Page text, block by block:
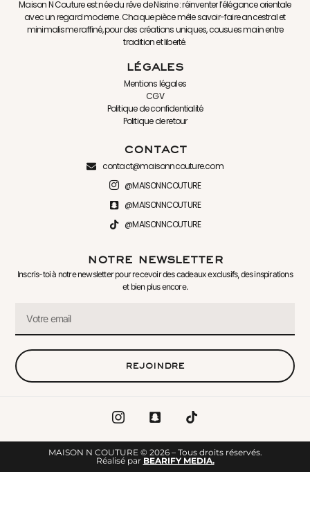
Maison N Couture est née du rêve de Nisrine : réinventer l’élégance orientale
avec un regard moderne. Chaque pièce mêle savoir-faire ancestral et
minimalisme raffiné, pour des créations uniques, cousues main entre
tradition et liberté.
légales
Mentions légales
CGV
Politique de confidentialité
Politique de retour
contact
contact@maisonncouture.com
@MAISONNCOUTURE
@MAISONNCOUTURE
@MAISONNCOUTURE
notre newsletter
Inscris-toi à notre newsletter pour recevoir des cadeaux exclusifs, des inspirations
et bien plus encore.
rejoindre
MAISON N COUTURE © 2026 – Tous droits réservés.
Réalisé par BEARIFY MEDIA.